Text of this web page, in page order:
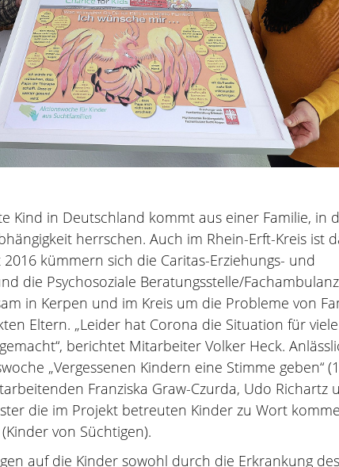
Kind in Deutschland kommt aus einer Familie, in
herrschen. Auch im Rhein-Erft-Kreis ist
kümmern sich die Caritas-Erziehungs- und
die Psychosoziale Beratungsstelle/
in Kerpen und im Kreis um die Probleme von
Eltern. „Leider hat Corona die Situation für viele
berichtet Mitarbeiter Volker Heck.
„Vergessenen Kindern eine Stimme geben“
Franziska Graw-Czurda, Udo Richartz
die im Projekt betreuten Kinder zu Wort
von Süchtigen).
auf die Kinder sowohl durch die Erkrankung